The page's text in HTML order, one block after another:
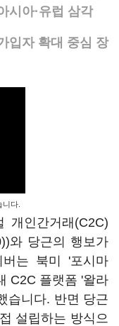
시아·유럽 삼각
입자 확대 중심 장
다.
개인간거래(C2C)
)와 당근의 행보가
는 북미 '포시마
C2C 플랫폼 '왈라
습니다. 반면 당근
설립하는 방식으